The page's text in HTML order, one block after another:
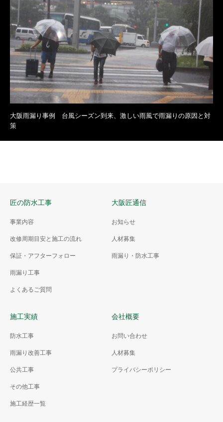
大阪雨漏り事例 台風シーズン到来、激しい雨風で雨漏りの原因と対
策
匠の防水工事
事業内容
改修周期目安と施工の流れ
保証・アフターフォロー
雨漏り工事
よくあるご質問
大阪匠通信
お知らせ
人材募集
雨漏り・防水工事
施工実績
防水工事
雨漏り改善工事
公共工事
その他工事
施工経歴一覧
会社概要
お問い合わせ
人材募集
プライバシーポリシー